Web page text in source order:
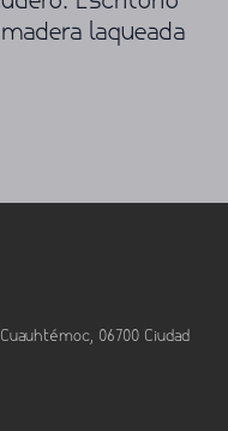
laqueada
06700 Ciudad